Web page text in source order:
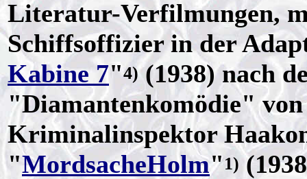
Literatur-Verfilmungen,
Schiffsoffizier in der
Kabine 7"4)(1938) nach
"Diamantenkomödie"
Kriminalinspektor
"MordsacheHolm"1)